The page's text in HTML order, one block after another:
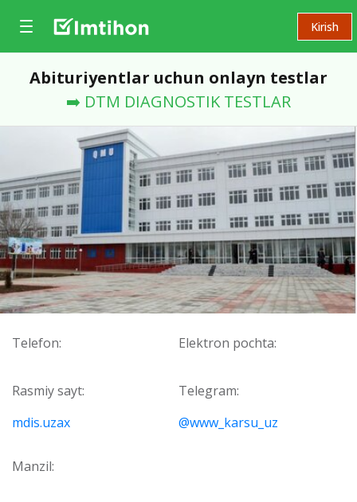
Kirish
Abituriyentlar uchun onlayn testlar
➡️ DTM DIAGNOSTIK TESTLAR
Telefon: Elektron pochta:
Rasmiy sayt:
mdis.uzax
Telegram:
@www_karsu_uz
Manzil: